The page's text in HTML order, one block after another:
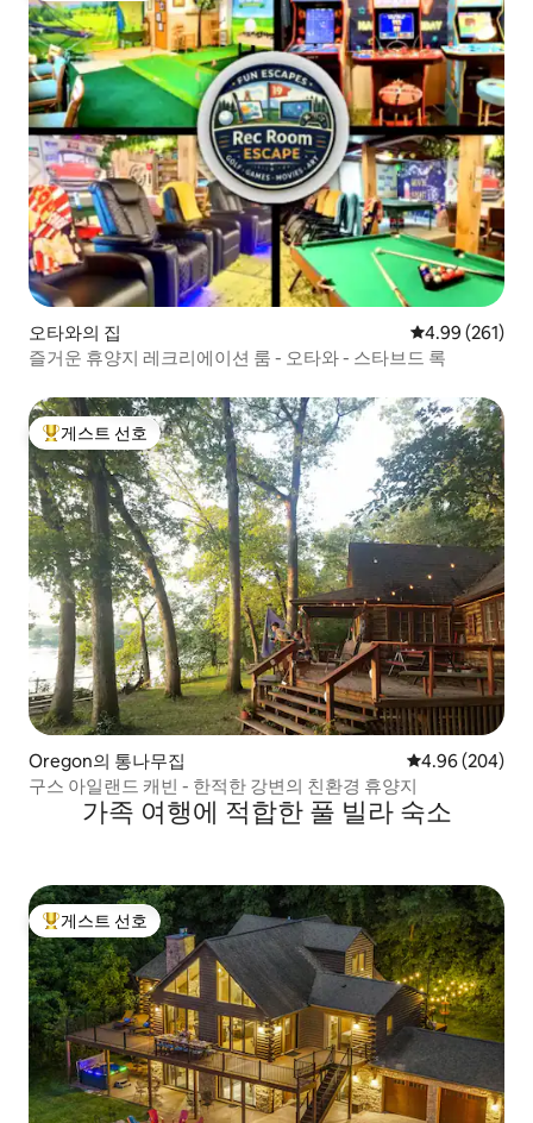
오타와의 집 평점 4.99점(5
4.99 (261)
즐거운 휴양지 레크리에이션 룸 - 오타와 - 스타브드 록
상위 게스트 선호
게스트 선호
Oregon의 통나무집 평점 4.96점(5
4.96 (204)
구스 아일랜드 캐빈 - 한적한 강변의 친환경 휴양지
가족 여행에 적합한 풀 빌라 숙소
상위 게스트 선호
게스트 선호